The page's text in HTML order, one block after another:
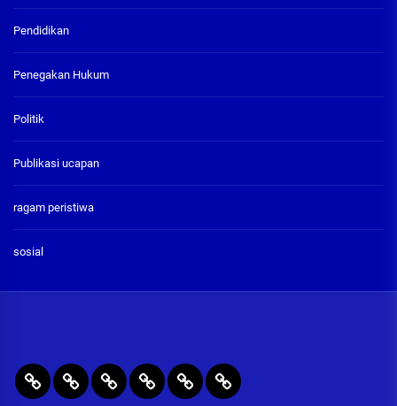
Pendidikan
Penegakan Hukum
Politik
Publikasi ucapan
ragam peristiwa
sosial
BERITA RAGAM PENEGAKANPENDIDIKAN
PublikasiADVETORIAL